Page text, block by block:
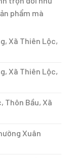
phẩm mà
Xã Thiên Lộc,
Xã Thiên Lộc,
Thôn Bầu, Xã
Xuân